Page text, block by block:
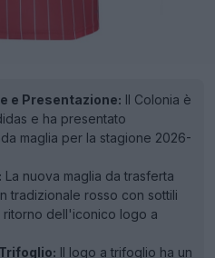
e Presentazione: Il Colonia è
e ha presentato
maglia per la stagione 2026-
La nuova maglia da trasferta
tradizionale rosso con sottili
dell'iconico logo a
Il logo a trifoglio ha un